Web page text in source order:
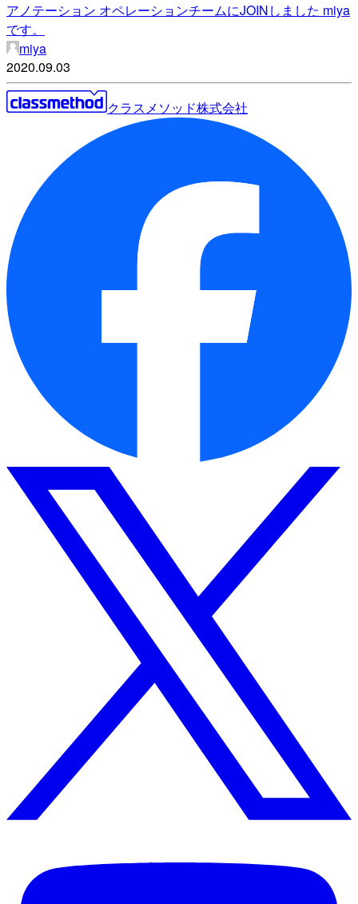
アノテーション オペレーションチームにJOINしました miya
です。
miya
2020.09.03
クラスメソッド株式会社